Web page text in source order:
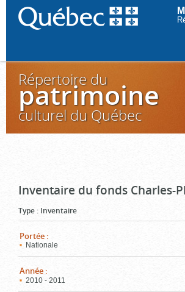
Répertoire du
patrimoine
culturel du Québec
Inventaire du fonds Charles-
Type : Inventaire
Portée :
Nationale
Année :
2010 - 2011